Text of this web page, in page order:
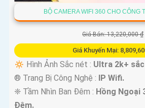
BỘ CAMERA WIFI 360 CHO CÔNG
Giá Bán: 13,220,000 ₫
Giá Khuyến Mại:
🔅 Hình Ảnh Sắc nét : Ultra 2k+
®️ Trang Bị Công Nghệ :
IP Wifi.
❈ Tầm Nhìn Ban Đêm : Hồng Ngoại
Ðêm.